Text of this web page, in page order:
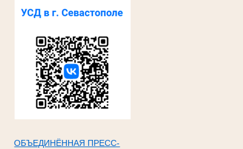
ОБЪЕДИНЁННАЯ ПРЕСС-